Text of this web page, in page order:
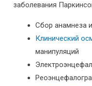
заболевания
Сбор анамнеза
Клинический
манипуляций